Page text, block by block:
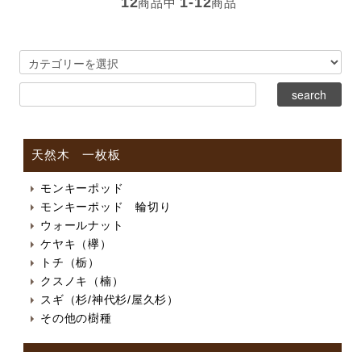
商品中 商品
天然木 一枚板
モンキーポッド
モンキーポッド 輪切り
ウォールナット
ケヤキ（欅）
トチ（栃）
クスノキ（楠）
スギ（杉/神代杉/屋久杉）
その他の樹種